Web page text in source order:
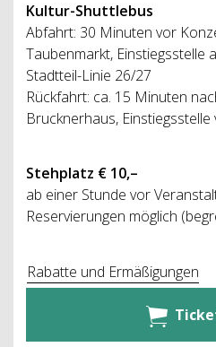
Kultur-Shuttlebus
Abfahrt: 30 Minuten vor
Taubenmarkt, Einstiegsstelle
Stadtteil-Linie 26/27
Rückfahrt: ca. 15 Minuten
Brucknerhaus,
Stehplatz € 10,–
ab einer Stunde vor
Reservierungen möglich
Rabatte und Ermäßigungen